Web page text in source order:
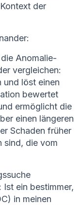
der
Anomalie-
vergleichen:
löst einen
bewertet
ermöglicht die
einen längeren
Schaden früher
sind, die vom
ein bestimmer,
in meinen